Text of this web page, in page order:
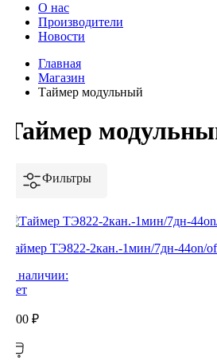
О нас
Производители
Новости
Главная
Магазин
Таймер модульный
Таймер
Фильтры
Таймер ТЭ822-2кан.-1мин/7дн-44on/
В наличии:
Нет
0,00 ₽